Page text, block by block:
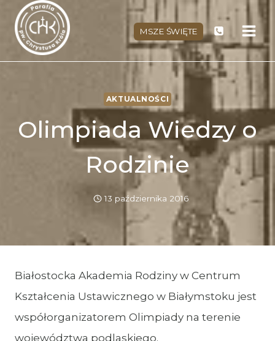
Przejdź
treści
MSZE ŚWIĘTE
AKTUALNOŚCI
Olimpiada Wiedzy o
Rodzinie
13 października 2016
Białostocka Akademia Rodziny w Centrum
Kształcenia Ustawicznego w Białymstoku jest
współorganizatorem Olimpiady na terenie
województwa podlaskiego.